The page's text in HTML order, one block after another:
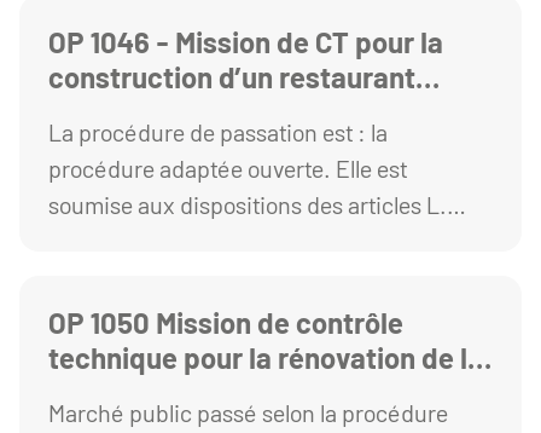
OP 1046 - Mission de CT pour la
construction d’un restaurant
l’École Nationale Supérieure
d’Architecture de Clermont-
Ferrand
La procédure de passation est : la
procédure adaptée ouverte. Elle est
soumise aux dispositions des articles L.
OP 1050 Mission de contrôle
technique pour la rénovation de la
Marché public passé selon la procédure